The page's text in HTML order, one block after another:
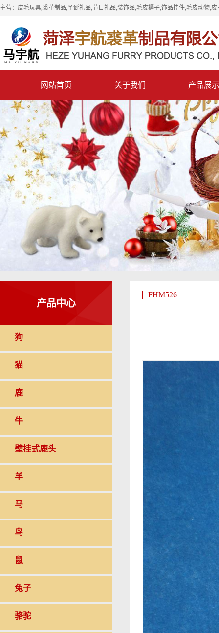
主营：皮毛玩具,裘革制品,圣诞礼品,节日礼品,装饰品,毛皮褥子,饰品挂件,毛皮动物,
网站首页 关于我们 产品展示
产品中心
狗
猫
鹿
牛
壁挂式鹿头
羊
马
鸟
鼠
兔子
骆驼
FHM526